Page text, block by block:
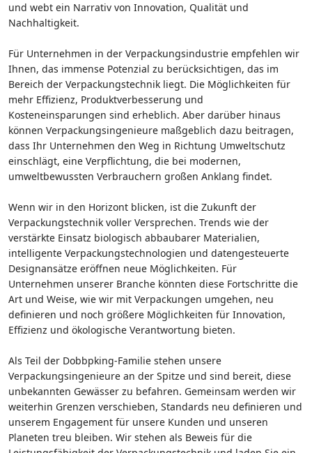
und webt ein Narrativ von Innovation, Qualität und
Nachhaltigkeit.
Für Unternehmen in der Verpackungsindustrie empfehlen wir
Ihnen, das immense Potenzial zu berücksichtigen, das im
Bereich der Verpackungstechnik liegt. Die Möglichkeiten für
mehr Effizienz, Produktverbesserung und
Kosteneinsparungen sind erheblich. Aber darüber hinaus
können Verpackungsingenieure maßgeblich dazu beitragen,
dass Ihr Unternehmen den Weg in Richtung Umweltschutz
einschlägt, eine Verpflichtung, die bei modernen,
umweltbewussten Verbrauchern großen Anklang findet.
Wenn wir in den Horizont blicken, ist die Zukunft der
Verpackungstechnik voller Versprechen. Trends wie der
verstärkte Einsatz biologisch abbaubarer Materialien,
intelligente Verpackungstechnologien und datengesteuerte
Designansätze eröffnen neue Möglichkeiten. Für
Unternehmen unserer Branche könnten diese Fortschritte die
Art und Weise, wie wir mit Verpackungen umgehen, neu
definieren und noch größere Möglichkeiten für Innovation,
Effizienz und ökologische Verantwortung bieten.
Als Teil der Dobbpking-Familie stehen unsere
Verpackungsingenieure an der Spitze und sind bereit, diese
unbekannten Gewässer zu befahren. Gemeinsam werden wir
weiterhin Grenzen verschieben, Standards neu definieren und
unserem Engagement für unsere Kunden und unseren
Planeten treu bleiben. Wir stehen als Beweis für die